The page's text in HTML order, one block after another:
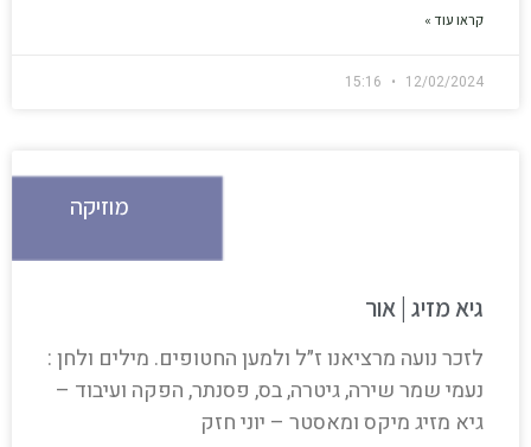
קראו עוד »
12/02/2024
מוזיקה
גיא מזיג | אור
לזכר נועה מרציאנו ז״ל ולמען החטופים. מילים ולחן :
נעמי שמר שירה, גיטרה, בס, פסנתר, הפקה ועיבוד –
גיא מזיג מיקס ומאסטר – יוני חזק